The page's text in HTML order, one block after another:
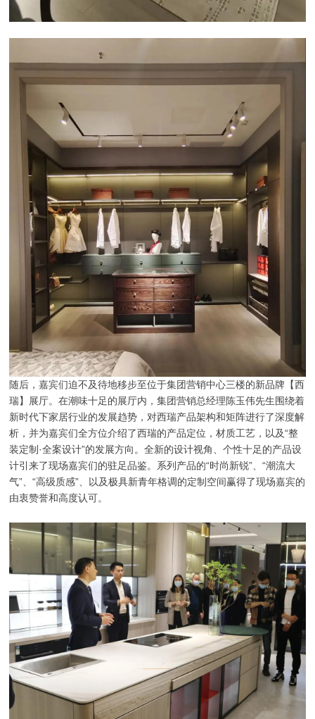
随后，嘉宾们迫不及待地移步至位于集团营销中心三楼的新品牌【西
瑞】展厅。在潮味十足的展厅内，集团营销总经理陈玉伟先生围绕着
新时代下家居行业的发展趋势，对西瑞产品架构和矩阵进行了深度解
析，并为嘉宾们全方位介绍了西瑞的产品定位，材质工艺，以及“整
装定制·全案设计”的发展方向。全新的设计视角、个性十足的产品设
计引来了现场嘉宾们的驻足品鉴。系列产品的“时尚新锐”、“潮流大
气”、“高级质感”、以及极具新青年格调的定制空间赢得了现场嘉宾的
由衷赞誉和高度认可。